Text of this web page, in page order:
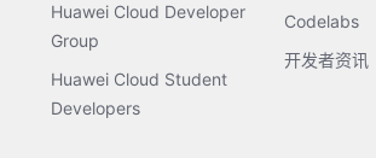
Huawei Cloud Developer
Group
Huawei Cloud Student
Developers
Codelabs
开发者资讯